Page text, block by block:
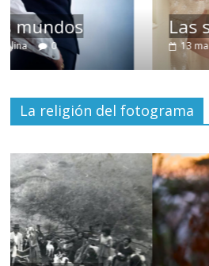
Las series-caramelos
13 marzo, 2026 Julio Martínez
La religión del fotograma